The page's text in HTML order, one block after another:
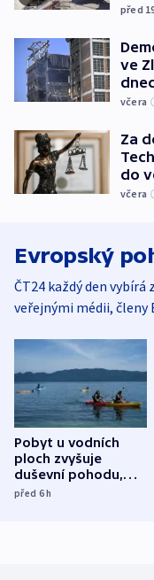
před
ve
včera
Za
do
včera
Evropský
ČT24 každý den
veřejnými médii, členy
Pobyt u vodních
ploch zvyšuje
duševní pohodu,
ukázala
před 6h